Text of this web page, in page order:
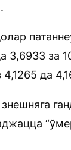
3,6933 за
да